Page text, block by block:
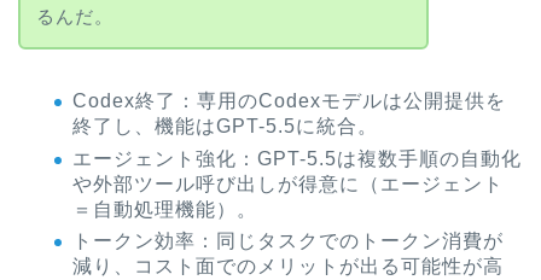
るんだ。
Codex終了：専用のCodexモデルは公開提供を
終了し、機能はGPT-5.5に統合。
エージェント強化：GPT-5.5は複数手順の自動化
や外部ツール呼び出しが得意に（エージェント
＝自動処理機能）。
トークン効率：同じタスクでのトークン消費が
減り、コスト面でのメリットが出る可能性が高